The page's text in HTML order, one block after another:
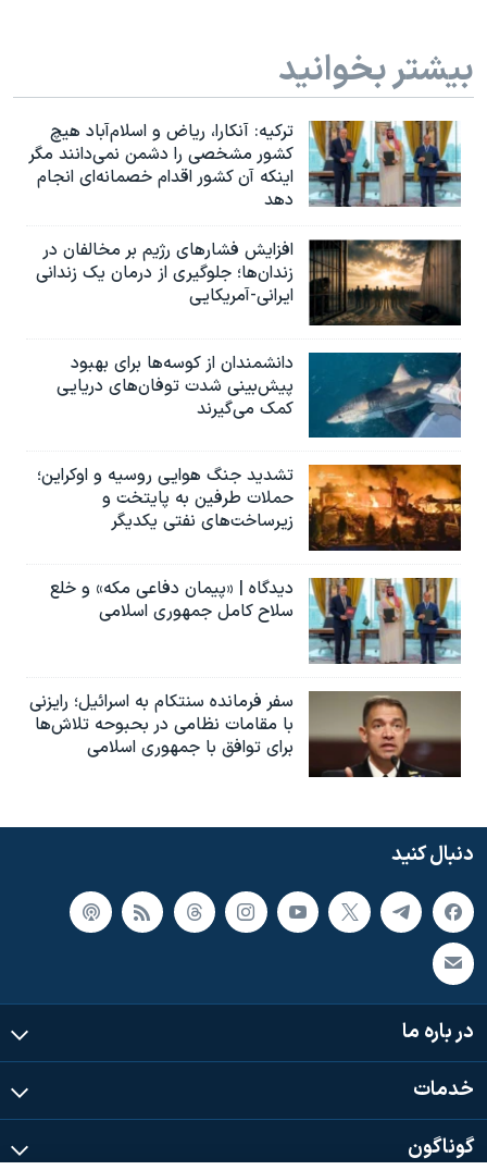
بیشتر بخوانید
ترکیه: آنکارا، ریاض و اسلام‌آباد هیچ
کشور مشخصی را دشمن نمی‌دانند مگر
اینکه آن کشور اقدام خصمانه‌ای انجام
دهد
افزایش فشارهای رژیم بر مخالفان در
زندان‌ها؛ جلوگیری از درمان یک زندانی
ایرانی-آمریکایی
دانشمندان از کوسه‌ها برای بهبود
پیش‌بینی شدت توفان‌های دریایی
کمک می‌گیرند
تشدید جنگ هوایی روسیه و اوکراین؛
حملات طرفین به پایتخت‌ و
زیرساخت‌های نفتی یکدیگر
دیدگاه | «پیمان دفاعی مکه» و خلع
سلاح کامل جمهوری اسلامی
سفر فرمانده سنتکام به اسرائیل؛ رایزنی
با مقامات نظامی در بحبوحه تلاش‌ها
برای توافق با جمهوری اسلامی
دنبال کنید
در باره ما
خدمات
گوناگون